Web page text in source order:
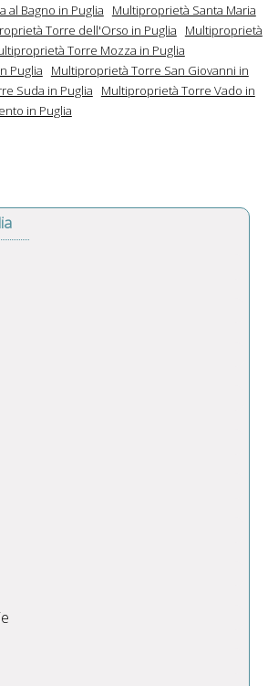
al Bagno in Puglia
Multiproprietà Santa Maria
Torre dell'Orso in Puglia
Multiproprietà
Torre Mozza in Puglia
Puglia
Multiproprietà Torre San Giovanni in
Suda in Puglia
Multiproprietà Torre Vado in
in Puglia